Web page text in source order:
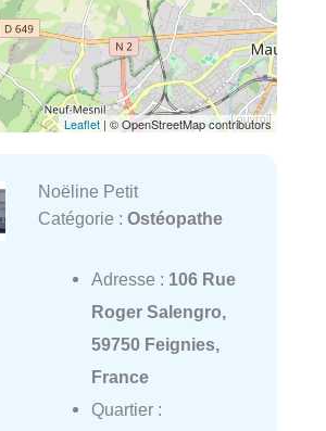
Leaflet | © OpenStreetMap contributors
Noëline Petit
Catégorie : Ostéopathe
Adresse : 106 Rue
Roger Salengro,
59750 Feignies,
France
Quartier :